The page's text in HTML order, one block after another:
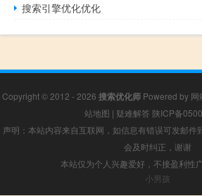
搜索引擎优化优化
Copyright © 2012 - 2026 搜索优化师 Powered by 网
站地图 | 疑难解答 陕ICP备
声明：本站内容来自互联网，如信息有错误可发邮
会及时纠正，谢谢
本站仅为个人兴趣爱好，不接盈利性
小男孩